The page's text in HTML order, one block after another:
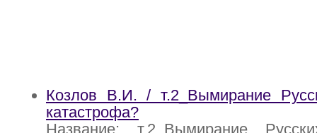
Козлов В.И. / т.2_Вымирание
катастрофа?
Название: т.2_Вымирание